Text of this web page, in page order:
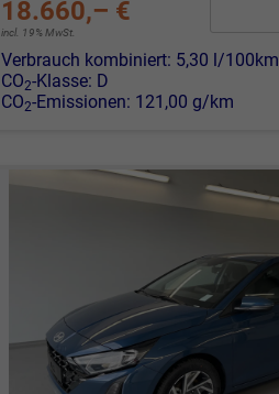
18.660,– €
incl. 19% MwSt.
Verbrauch kombiniert: 5,30 l/100km
CO2-Klasse: D
CO2-Emissionen: 121,00 g/km